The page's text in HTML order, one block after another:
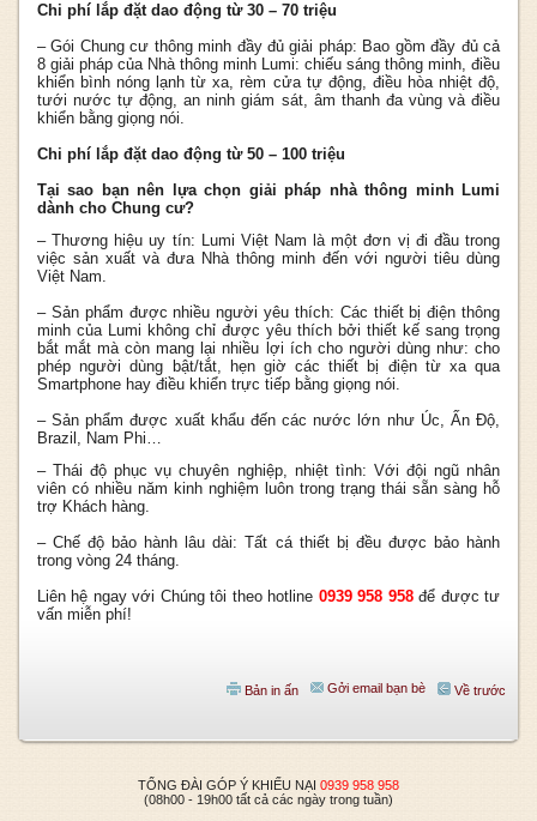
Chi phí lắp đặt dao động từ 30 – 70 triệu
– Gói Chung cư thông minh đầy đủ giải pháp: Bao gồm đầy đủ cả
8 giải pháp của Nhà thông minh Lumi: chiếu sáng thông minh, điều
khiển bình nóng lạnh từ xa, rèm cửa tự động, điều hòa nhiệt độ,
tưới nước tự động, an ninh giám sát, âm thanh đa vùng và điều
khiển bằng giọng nói.
Chi phí lắp đặt dao động từ 50 – 100 triệu
Tại sao bạn nên lựa chọn giải pháp nhà thông minh Lumi
dành cho Chung cư?
– Thương hiệu uy tín: Lumi Việt Nam là một đơn vị đi đầu trong
việc sản xuất và đưa Nhà thông minh đến với người tiêu dùng
Việt Nam.
– Sản phẩm được nhiều người yêu thích: Các thiết bị điện thông
minh của Lumi không chỉ được yêu thích bởi thiết kế sang trọng
bắt mắt mà còn mang lại nhiều lợi ích cho người dùng như: cho
phép người dùng bật/tắt, hẹn giờ các thiết bị điện từ xa qua
Smartphone hay điều khiển trực tiếp bằng giọng nói.
– Sản phẩm được xuất khẩu đến các nước lớn như Úc, Ấn Độ,
Brazil, Nam Phi…
– Thái độ phục vụ chuyên nghiệp, nhiệt tình: Với đội ngũ nhân
viên có nhiều năm kinh nghiệm luôn trong trạng thái sẵn sàng hỗ
trợ Khách hàng.
– Chế độ bảo hành lâu dài: Tất cá thiết bị đều được bảo hành
trong vòng 24 tháng.
Liên hệ ngay với Chúng tôi theo hotline 0939 958 958để được tư
vấn miễn phí!
Về trước
Gởi email bạn bè
Bản in ấn
TỔNG ĐÀI GÓP Ý KHIẾU NẠI 0939 958 958
(08h00 - 19h00 tất cả các ngày trong tuần)